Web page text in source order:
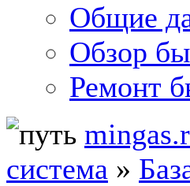
Общие
Обзор
Ремонт
система »